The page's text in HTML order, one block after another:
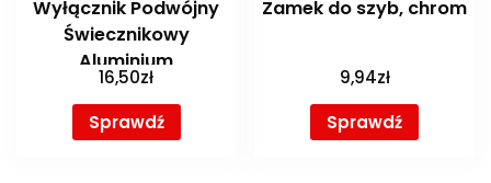
Wyłącznik Podwójny
Świecznikowy
Aluminium
SDD113105SCH
16,50zł
Sprawdź
Zamek do szyb, chrom
9,94zł
Sprawdź